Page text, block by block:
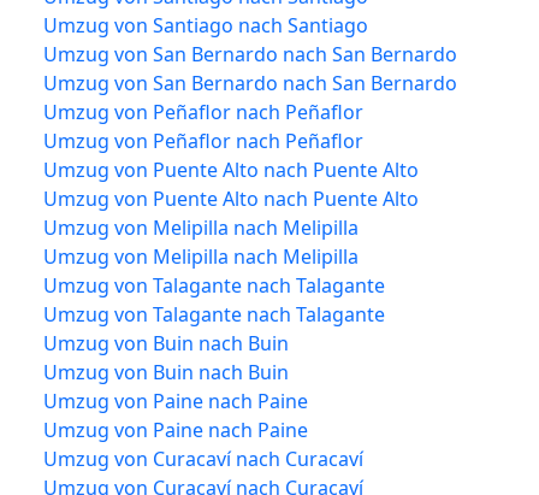
Umzug von Santiago nach Santiago
Umzug von San Bernardo nach San Bernardo
Umzug von San Bernardo nach San Bernardo
Umzug von Peñaflor nach Peñaflor
Umzug von Peñaflor nach Peñaflor
Umzug von Puente Alto nach Puente Alto
Umzug von Puente Alto nach Puente Alto
Umzug von Melipilla nach Melipilla
Umzug von Melipilla nach Melipilla
Umzug von Talagante nach Talagante
Umzug von Talagante nach Talagante
Umzug von Buin nach Buin
Umzug von Buin nach Buin
Umzug von Paine nach Paine
Umzug von Paine nach Paine
Umzug von Curacaví nach Curacaví
Umzug von Curacaví nach Curacaví